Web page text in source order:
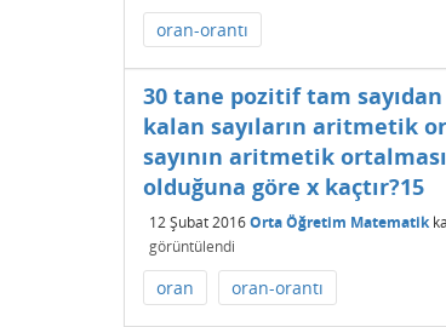
oran-orantı
30 tane pozitif tam
kalan sayıların aritmetik
sayının aritmetik
olduğuna göre x kaçtır?15
12 Şubat 2016Orta Öğretim Matematik
görüntülendi
oran oran-orantı